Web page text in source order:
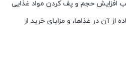
افزایش حجم و پف کردن مواد غذایی
آن در غذاها، و مزایای خرید از